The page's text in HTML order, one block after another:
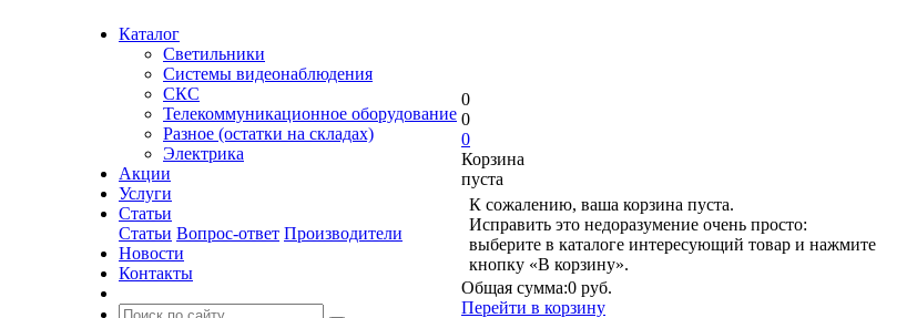
Каталог
Светильники
Системы видеонаблюдения
СКС
Телекоммуникационное оборудование
Разное (остатки на складах)
Электрика
Акции
Услуги
Статьи
Статьи Вопрос-ответ Производители
Новости
Контакты
0
0
0
Корзина
пуста
К сожалению, ваша корзина пуста.
Исправить это недоразумение очень просто:
выберите в каталоге интересующий товар и нажмите
кнопку «В корзину».
Общая сумма:0 руб.
Перейти в корзину